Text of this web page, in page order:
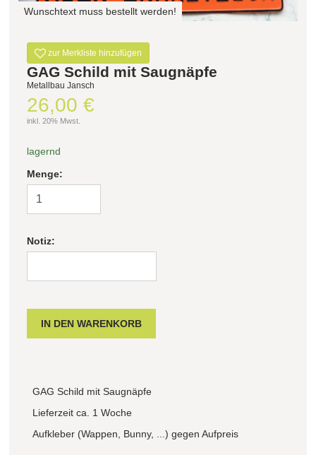
Wunschtext muss bestellt werden!
zur Merkliste hinzufügen
GAG Schild mit Saugnäpfe
Metallbau Jansch
26,00 €
inkl. 20% Mwst.
lagernd
Menge:
Notiz:
GAG Schild mit Saugnäpfe
Lieferzeit ca. 1 Woche
Aufkleber (Wappen, Bunny, ...) gegen Aufpreis